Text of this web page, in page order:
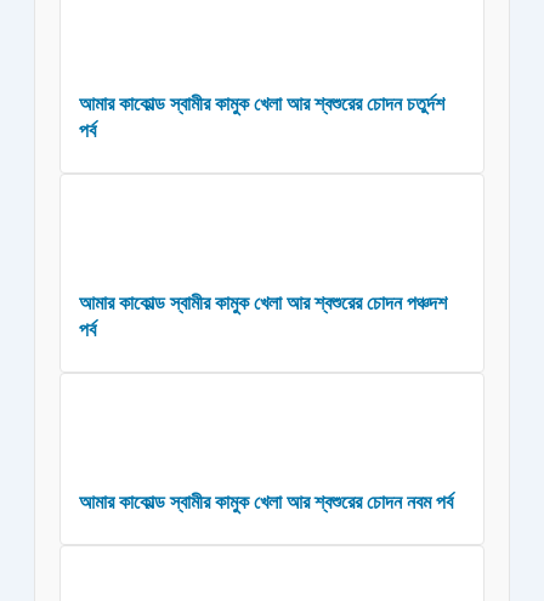
আমার কাকোল্ড স্বামীর কামুক খেলা আর শ্বশুরের চোদন চতুর্দশ
পর্ব
আমার কাকোল্ড স্বামীর কামুক খেলা আর শ্বশুরের চোদন পঞ্চদশ
পর্ব
আমার কাকোল্ড স্বামীর কামুক খেলা আর শ্বশুরের চোদন নবম পর্ব